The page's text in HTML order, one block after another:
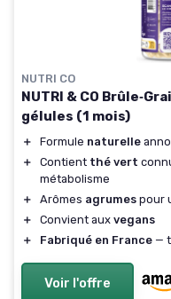
NUTRI CO
NUTRI & CO
gélules (1 mois)
＋ Formule naturelle
＋
Contient thé vert
métabolisme
＋
Arômes agrumes pour
＋
Convient aux vegans
＋
Fabriqué en France —
Voir l'offre